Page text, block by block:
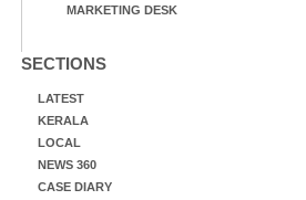
MARKETING DESK
SECTIONS
LATEST
KERALA
LOCAL
NEWS 360
CASE DIARY